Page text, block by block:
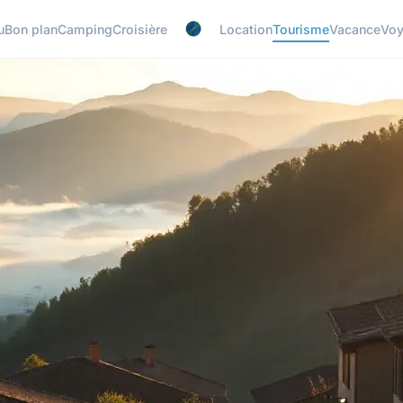
Bon planCampingCroisière LocationTourismeVacance